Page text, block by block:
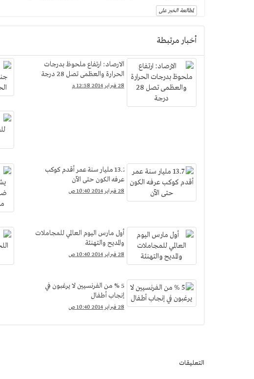
لمطالعة الخبر على
أخبار مرتبطة
الارصاد: ارتفاع ملحوظ بدرجات
الحرارة والعظمى تصل 28 درجة
28 فبراير 2014 12:58 م
13.7 مليار سنة عمر أقدم كوكب
عرفه الكون حتى الآن
28 فبراير 2014 10:40 ص
أول مارس اليوم العالمي للمجاملات
والمديح والتهنئة
28 فبراير 2014 10:40 ص
5 % من الفرنسيين لا يرغبون في
إنجاب أطفال
28 فبراير 2014 10:40 ص
التعليقات